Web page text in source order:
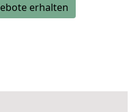
erhalten